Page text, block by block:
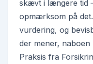
skævt i længere tid
opmærksom på
vurdering, og
der mener, naboen
Praksis fra